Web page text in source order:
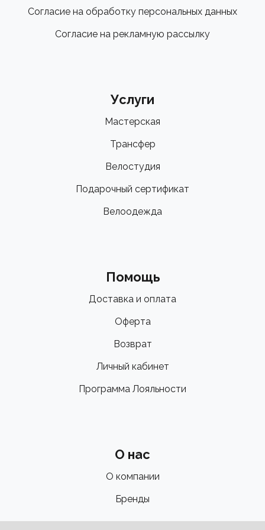
Согласие на обработку персональных данных
Согласие на рекламную рассылку
Услуги
Мастерская
Трансфер
Велостудия
Подарочный сертификат
Велоодежда
Помощь
Доставка и оплата
Оферта
Возврат
Личный кабинет
Программа Лояльности
О нас
О компании
Бренды